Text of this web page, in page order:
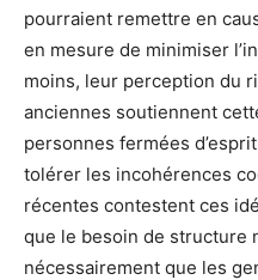
pourraient remettre en
en mesure de minimiser
moins, leur perception du
anciennes soutiennent
personnes fermées
tolérer les incohérences
récentes contestent ces
que le besoin de structure
nécessairement que les